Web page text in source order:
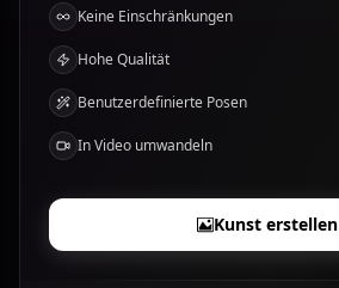
Keine Einschränkungen
Hohe Qualität
Benutzerdefinierte Posen
In Video umwandeln
Kunst erstellen